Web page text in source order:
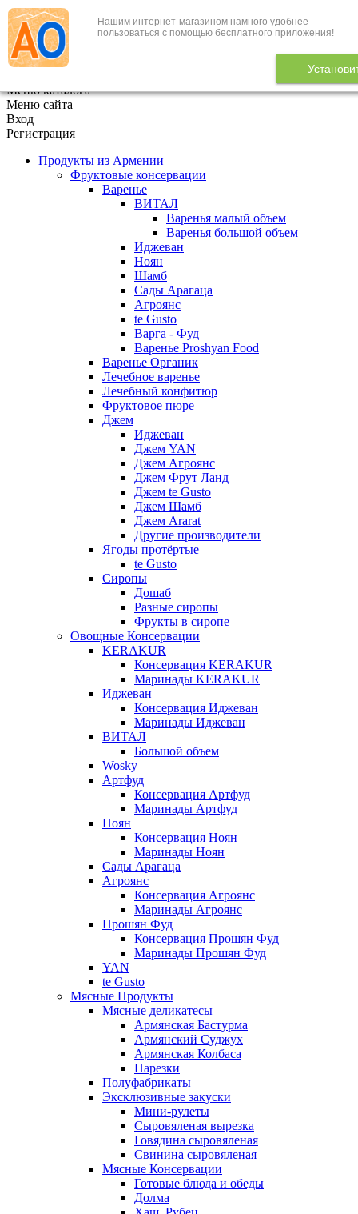
Нашим интернет-магазином намного удобнее
пользоваться с помощью бесплатного приложения!
+7 (495) 646-888-1
В корзине 0
Меню каталога
Меню сайта
Вход
Регистрация
Продукты из Армении
Фруктовые консервации
Варенье
ВИТАЛ
Варенья малый объем
Варенья большой объем
Иджеван
Ноян
Шамб
Сады Арагаца
Агроянс
te Gusto
Варга - Фуд
Варенье Proshyan Food
Варенье Органик
Лечебное варенье
Лечебный конфитюр
Фруктовое пюре
Джем
Иджеван
Джем YAN
Джем Агроянс
Джем Фрут Ланд
Джем te Gusto
Джем Шамб
Джем Ararat
Другие производители
Ягоды протёртые
te Gusto
Сиропы
Дошаб
Разные сиропы
Фрукты в сиропе
Овощные Консервации
KERAKUR
Консервация KERAKUR
Маринады KERAKUR
Иджеван
Консервация Иджеван
Маринады Иджеван
ВИТАЛ
Большой объем
Wosky
Артфуд
Консервация Артфуд
Маринады Артфуд
Ноян
Консервация Ноян
Маринады Ноян
Сады Арагаца
Агроянс
Консервация Агроянс
Маринады Агроянс
Прошян Фуд
Консервация Прошян Фуд
Маринады Прошян Фуд
YAN
te Gusto
Мясные Продукты
Мясные деликатесы
Армянская Бастурма
Армянский Суджух
Армянская Колбаса
Нарезки
Полуфабрикаты
Эксклюзивные закуски
Мини-рулеты
Сыровяленая вырезка
Говядина сыровяленая
Свинина сыровяленая
Мясные Консервации
Готовые блюда и обеды
Долма